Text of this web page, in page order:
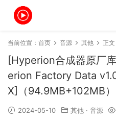
当前位置： 首页 音源 其他 正文
[Hyperion合成器原厂
erion Factory Data
X]（94.9MB+102MB）
2024-05-10 其他 · 音源